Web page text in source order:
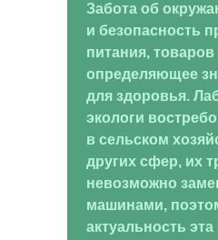
Забота об
и безопасность
питания,
определяющее
для здоровья.
экологи
в сельском
других сфер, их
невозможно
машинами,
актуальность